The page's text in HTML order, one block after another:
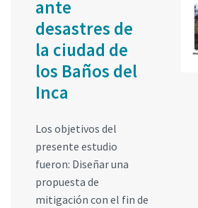
ante
desastres de
la ciudad de
los Baños del
Inca
Los objetivos del
presente estudio
fueron: Diseñar una
propuesta de
mitigación con el fin de